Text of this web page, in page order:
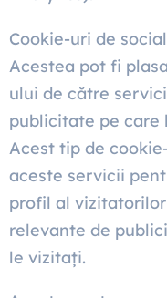
Cookie-uri de
Acestea pot fi
ului de către
publicitate pe care
Acest tip de
aceste servicii
profil al
relevante de
le vizitați.